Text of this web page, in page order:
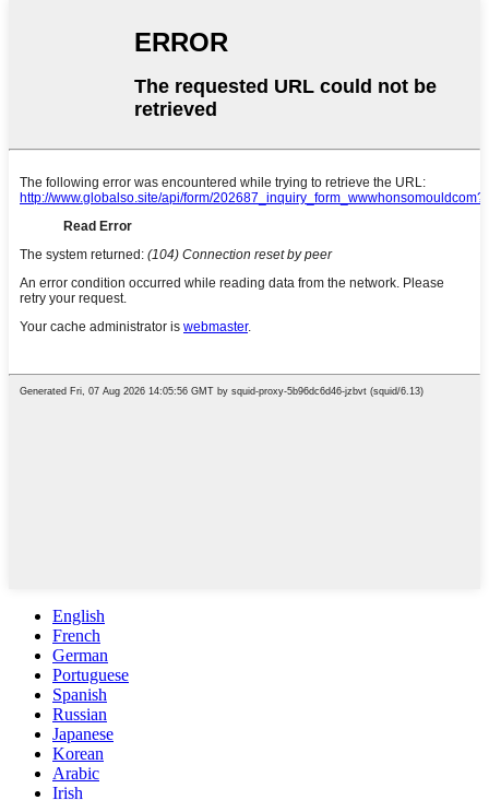
English
French
German
Portuguese
Spanish
Russian
Japanese
Korean
Arabic
Irish